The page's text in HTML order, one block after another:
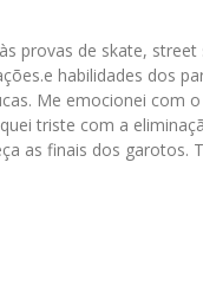
provas de skate,
habilidades dos
Me emocionei com
triste com a
as finais dos garotos.